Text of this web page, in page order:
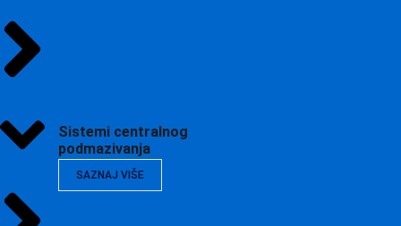
Sistemi centralnog
podmazivanja
SAZNAJ VIŠE